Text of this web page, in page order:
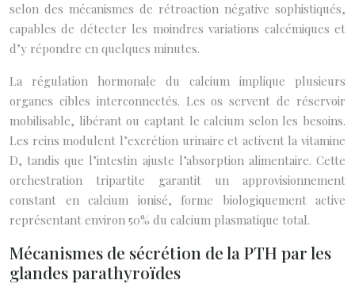
selon des mécanismes de rétroaction négative sophistiqués,
capables de détecter les moindres variations calcémiques et
d’y répondre en quelques minutes.
La régulation hormonale du calcium implique plusieurs
organes cibles interconnectés. Les os servent de réservoir
mobilisable, libérant ou captant le calcium selon les besoins.
Les reins modulent l’excrétion urinaire et activent la vitamine
D, tandis que l’intestin ajuste l’absorption alimentaire. Cette
orchestration tripartite garantit un approvisionnement
constant en calcium ionisé, forme biologiquement active
représentant environ 50% du calcium plasmatique total.
Mécanismes de sécrétion de la PTH par les
glandes parathyroïdes